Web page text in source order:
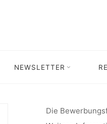
NEWSLETTER
Verlängerung Bewerbungsfrist;
Die